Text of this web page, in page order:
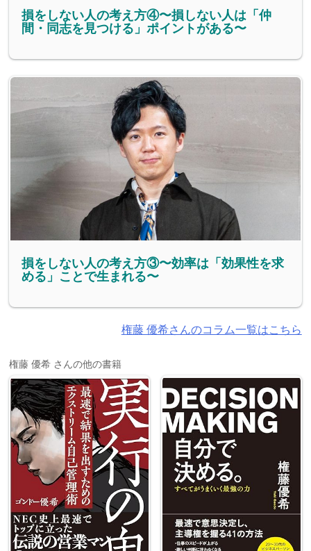
損をしない人の考え方④〜損しない人は「仲
間・同志を見つける」ポイントがある〜
損をしない人の考え方③〜効率は「効果性を求
める」ことで生まれる〜
権藤 優希さんのコラム一覧はこちら
権藤 優希 さんの他の書籍